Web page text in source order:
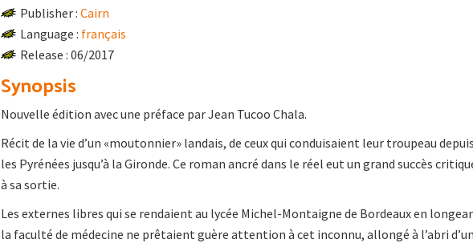
Publisher : Cairn
Language : français
Release : 06/2017
Synopsis
Nouvelle édition avec une préface par Jean Tucoo Chala.
Récit de la vie d’un «moutonnier» landais, de ceux qui conduisaient leur troupeau depuis
les Pyrénées jusqu’à la Gironde. Ce roman ancré dans le réel eut un grand succès
à sa sortie.
Les externes libres qui se rendaient au lycée Michel-Montaigne de Bordeaux en
la faculté de médecine ne prêtaient guère attention à cet inconnu, allongé à l’abri